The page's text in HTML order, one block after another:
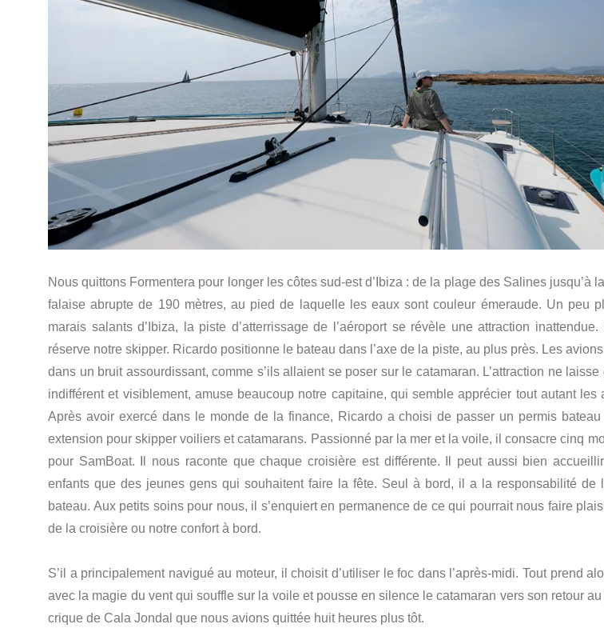
Nous quittons Formentera pour longer les côtes sud-est d’Ibiza : de la plage des Salines jusqu’à
falaise abrupte de 190 mètres, au pied de laquelle les eaux sont couleur émeraude. Un peu
marais salants d’Ibiza, la piste d’atterrissage de l’aéroport se révèle une attraction
réserve notre skipper. Ricardo positionne le bateau dans l’axe de la piste, au plus près. Les
dans un bruit assourdissant, comme s’ils allaient se poser sur le catamaran. L’attraction ne
indifférent et visiblement, amuse beaucoup notre capitaine, qui semble apprécier tout autant les
Après avoir exercé dans le monde de la finance, Ricardo a choisi de passer un permis
extension pour skipper voiliers et catamarans. Passionné par la mer et la voile, il consacre cinq
pour SamBoat. Il nous raconte que chaque croisière est différente. Il peut aussi bien
enfants que des jeunes gens qui souhaitent faire la fête. Seul à bord, il a la responsabilité de
bateau. Aux petits soins pour nous, il s’enquiert en permanence de ce qui pourrait nous faire
de la croisière ou notre confort à bord.
S’il a principalement navigué au moteur, il choisit d’utiliser le foc dans l’après-midi. Tout prend
avec la magie du vent qui souffle sur la voile et pousse en silence le catamaran vers son retour
crique de Cala Jondal que nous avions quittée huit heures plus tôt.